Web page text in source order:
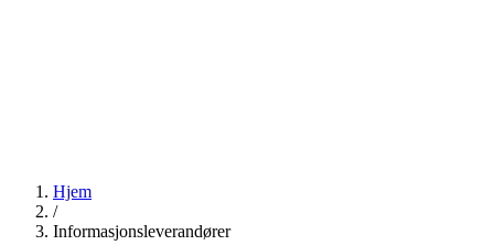
Hjem
/
Informasjonsleverandører